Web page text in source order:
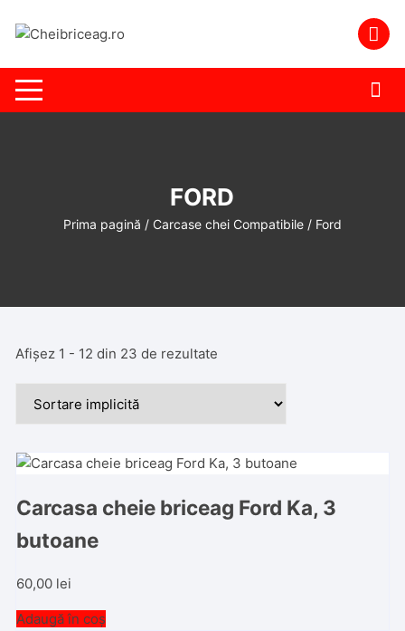
FORD
Prima pagină / Carcase chei Compatibile/ Ford
Afișez 1 - 12 din 23 de rezultate
Carcasa cheie briceag Ford Ka, 3
butoane
60,00 lei
Adaugă în coș